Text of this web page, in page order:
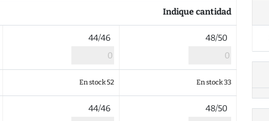
Indique cantidad
44/46 48/50
En stock 52 En stock 33
44/46 48/50